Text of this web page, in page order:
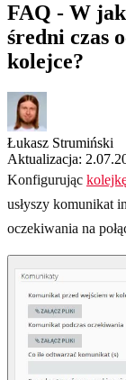
FAQ - W
średni czas
kolejce?
Łukasz Strumiński
Aktualizacja:
Konfigurując
usłyszy komunikat
oczekiwania na